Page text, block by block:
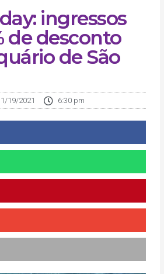
ingressos
de desconto
de São
19/2021 6:30 pm